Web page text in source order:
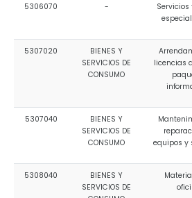
5306070 -
Servicios
5307020
BIENES Y
SERVICIOS DE
CONSUMO
licencias
5307040
BIENES Y
SERVICIOS DE
CONSUMO
equipos y
5308040
BIENES Y
SERVICIOS DE